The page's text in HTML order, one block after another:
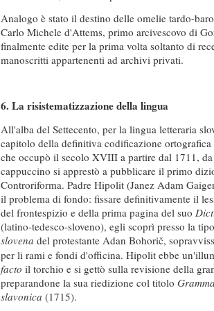
Analogo è stato il destino delle omelie tardo-
Carlo Michele d'Attems, primo arcivescovo di
finalmente edite per la prima volta soltanto di
manoscritti appartenenti ad archivi privati.
6. La risistematizzazione della lingua
All'alba del Settecento, per la lingua letteraria
capitolo della definitiva codificazione ortografica
che occupò il secolo XVIII a partire dal 1711,
cappuccino si apprestò a pubblicare il primo
Controriforma. Padre Hipolit (Janez Adam
il problema di fondo: fissare definitivamente il
del frontespizio e della prima pagina del suo
(latino-tedesco-sloveno), egli scoprì presso la
slovena del protestante Adan Bohorič,
per li rami e fondi d'officina. Hipolit ebbe
facto il torchio e si gettò sulla revisione della
preparandone la sua riedizione col titolo
slavonica (1715).